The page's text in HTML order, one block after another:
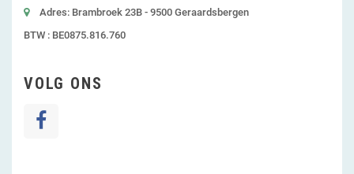
Adres: Brambroek 23B - 9500 Geraardsbergen
BTW : BE0875.816.760
VOLG ONS